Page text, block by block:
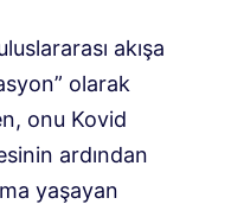
akışa
olarak
onu Kovid
ardından
yaşayan